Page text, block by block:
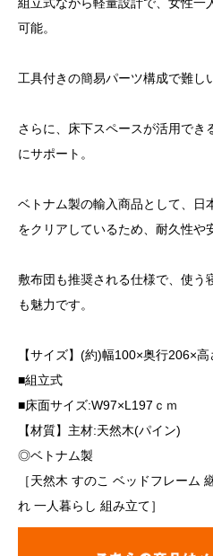
可能。
工具付きの簡易パーツ構成で難し
さらに、床下スペースが活用でき
にサポート。
ベトナム製の輸入商品として、日
をクリアしているため、耐久性や
敷布団も推奨される仕様で、使う
も魅力です。
【サイズ】(約)幅100×奥行206×
■組立式
■床面サイズ:W97×L197ｃｍ
【材質】主材:天然木(パイン)
◎ベトナム製
［天然木 すのこ ベッドフレーム
れ 一人暮らし 組み立て］